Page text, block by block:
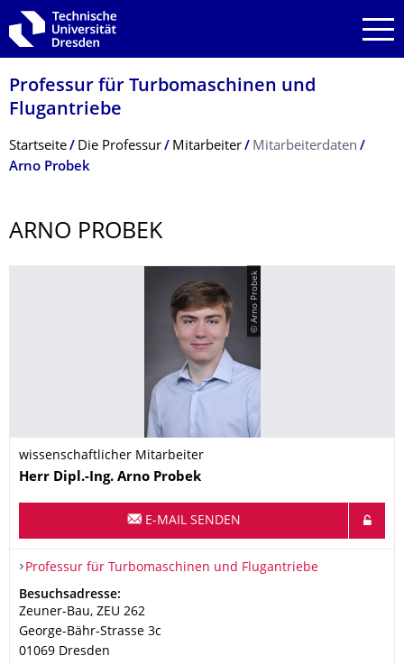
Zur Hauptnavigation springen
Zur Suche springen
Zum Inhalt springen
Professur für Turbomaschinen und
Flugantriebe
Breadcrumb-Menü
Startseite Die Professur Mitarbeiter
Mitarbeiterdaten
Arno Probek
ARNO PROBEK
© Arno Probek
wissenschaftlicher Mitarbeiter
Name
Herr Dipl.-Ing. Arno Probek
E-MAIL SENDEN
Organisationsname
Professur für Turbomaschinen und Flugantriebe
Professur für Turbomaschinen und Flugantriebe
Adresse
Besuchsadresse:
Zeuner-Bau, ZEU 262
George-Bähr-Strasse 3c
01069 Dresden